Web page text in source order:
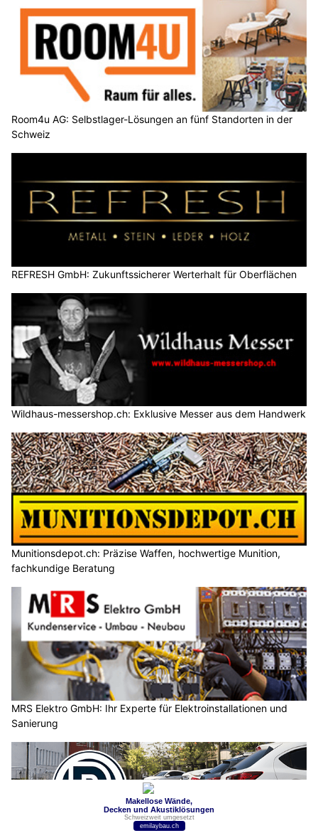
Room4u AG: Selbstlager-Lösungen an fünf Standorten in der
Schweiz
REFRESH GmbH: Zukunftssicherer Werterhalt für Oberflächen
Wildhaus-messershop.ch: Exklusive Messer aus dem Handwerk
Munitionsdepot.ch: Präzise Waffen, hochwertige Munition,
fachkundige Beratung
MRS Elektro GmbH: Ihr Experte für Elektroinstallationen und
Sanierung